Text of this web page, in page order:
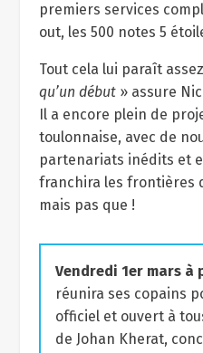
premiers services
out, les 500 notes 5
Tout cela lui paraît
qu’un début» assure
Il a encore plein de
toulonnaise, avec de
partenariats inédits et
franchira les frontières
mais pas que !
Vendredi 1ermars à
réunira ses copains
officiel et ouvert à
de Johan Kherat,